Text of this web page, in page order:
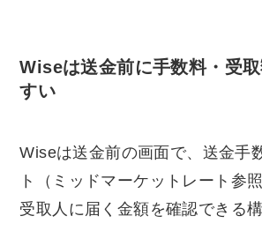
Wiseは送金前に手数料・受
すい
Wiseは送金前の画面で、送金手
ト（ミッドマーケットレート参
受取人に届く金額を確認できる構